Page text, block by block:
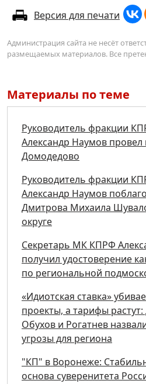
Версия для печати
Администрация сайта не несёт
размещаемых материалов. Все
Материалы по теме
Руководитель фракции
Александр Наумов
Домодедово
Руководитель фракции
Александр Наумов
Дмитрова Михаила
округе
Секретарь МК КПРФ
получил удостоверение
по региональной
«Идиотская ставка»
проекты, а тарифы
Обухов и Рогатнев
угрозы для региона
"КП" в Воронеже:
основа суверенитета